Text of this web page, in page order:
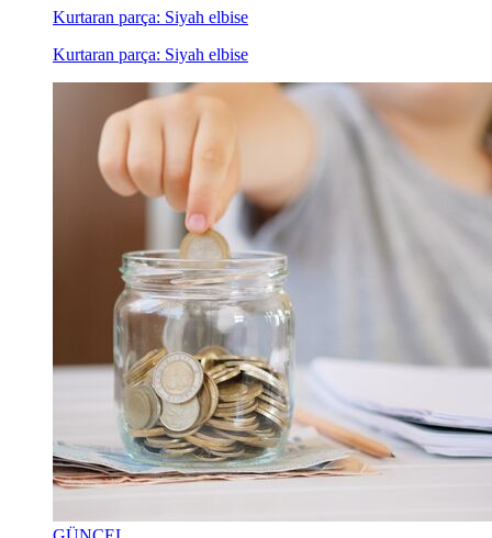
Kurtaran parça: Siyah elbise
Kurtaran parça: Siyah elbise